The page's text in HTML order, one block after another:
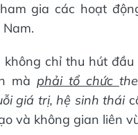
gia các hoạt
không chỉ thu hút
mà phải tổ chức
giá trị, hệ sinh thái
và không gian liên